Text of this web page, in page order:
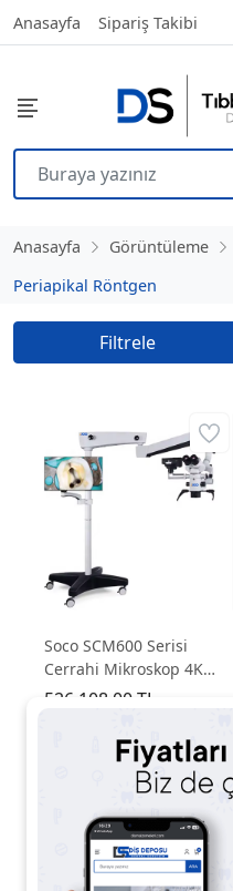
Anasayfa Sipariş Takibi
Anasayfa Görüntüleme
Periapikal Röntgen
Filtrele
Soco SCM600 Serisi
Cerrahi Mikroskop 4K
Kamera
526.108,00 TL